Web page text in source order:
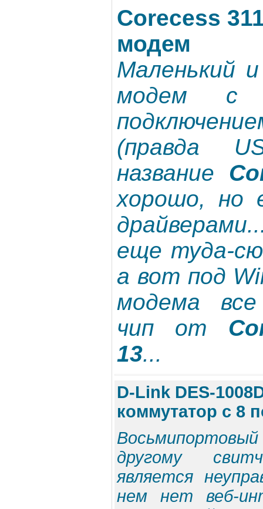
Corecess
модем
Маленький
модем с
(правда
название
хорошо, но
еще туда-
а вот под
модема
чип от
13...
D-Link DES-
коммутатор с 8
другому
является
нем нет веб-